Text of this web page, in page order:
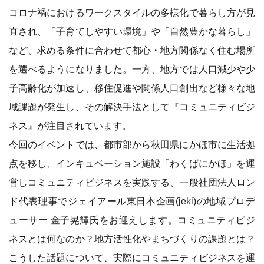
コロナ禍におけるワークスタイルの多様化で暮らし方が見
直され、「子育てしやすい環境」や「自然豊かな暮らし」
など、求める条件に合わせて都心・地方関係なく住む場所
を選べるようになりました。一方、地方では人口減少や少
子高齢化が加速し、移住促進や関係人口創出など様々な地
域課題が発生し、その解決手法として『コミュニティビジ
ネス』が注目されています。
今回のイベントでは、都市部から秋田県にかほ市に生活拠
点を移し、インキュベーション施設「わくばにかほ」を運
営しコミュニティビジネスを実践する、一般社団法人ロン
ド代表理事でジェイアール東日本企画(jeki)の地域プロデ
ューサー 金子晃輝氏をお迎えします。コミュニティビジ
ネスとは何なのか？地方活性化やまちづくりの課題とは？
こうした話題について、実際にコミュニティビジネスを運